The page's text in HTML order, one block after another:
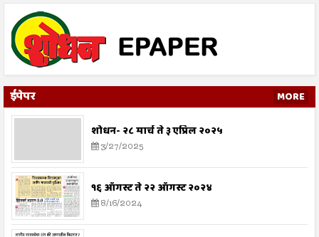
ईपेपर MORE
शोधन- २८ मार्च ते ३ एप्रिल २०२५
3/27/2025
१६ ऑगस्ट ते २२ ऑगस्ट २०२४
8/16/2024